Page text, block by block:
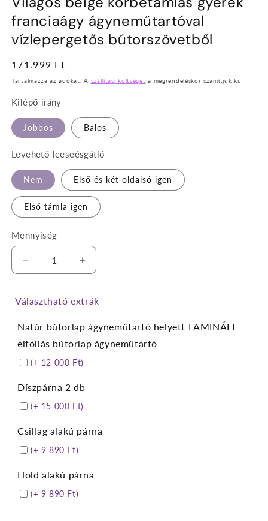
franciaágy ágyneműtartóval
vízlepergetős bútorszövetből
Normál
ár
171.999 Ft
Tartalmazza az adókat. A szállítási költséget a megrendeléskor számítjuk ki.
Kilépő irány
Jobbos Balos
Levehető leeseésgátló
Nem Első és két oldalsó igen
Első támla igen
Mennyiség
Világos
beige
gyerek
ágyneműtartóval
vízlepergetős
mennyiségének
Világos
beige
gyerek
ágyneműtartóval
vízlepergetős
mennyiségének
Választható extrák
Natúr bútorlap ágyneműtartó helyett LAMINÁLT
élfóliás bútorlap ágyneműtartó
(+ 12 000 Ft)
Díszpárna 2 db
(+ 15 000 Ft)
Csillag alakú párna
(+ 9 890 Ft)
Hold alakú párna
(+ 9 890 Ft)